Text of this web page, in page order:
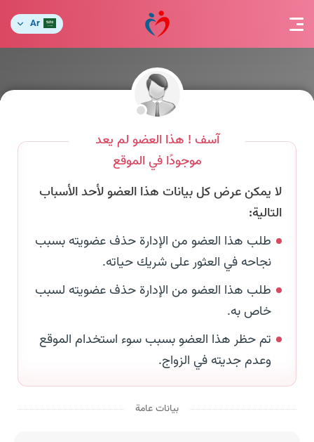
Ar
آسف ! هذا العضو لم يعد
موجودًا في الموقع
لا يمكن عرض كل بيانات هذا العضو لأحد الأسباب
التالية:
طلب هذا العضو من الإدارة حذف عضويته بسبب
نجاحه في العثور على شريك حياته.
طلب هذا العضو من الإدارة حذف عضويته لسبب
خاص به.
تم حظر هذا العضو بسبب سوء استخدام الموقع
وعدم جديته في الزواج.
بيانات عامة